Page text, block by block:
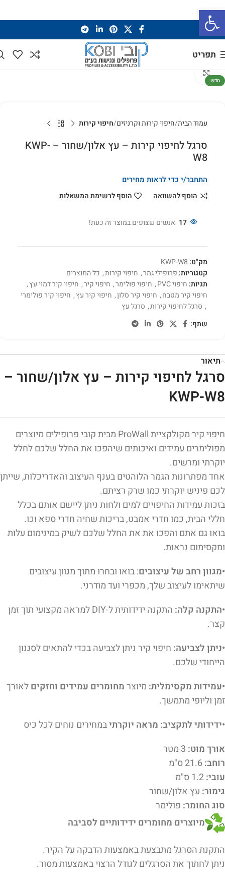
פתח סרגל נגישות
תפריט
חדש
עמוד הבית חיפוי קירות וקרניזים חיפוי קירות
סרגל לחיפוי קירות – עץ אלון/שחור – KWP-
W8
התחבר/י כדי לראות מחירים
הוסף להשוואה
הוסף לרשימת המשאלות
17 אנשים שצופים במוצר זה כעת!
מק"ט: KWP-W8
קטגוריות: פרופילי גמר, חיפוי קירות, כל המוצרים
תגיות: חיפוי PVC , חיפוי פולימר, חיפוי קיר, חיפוי קיר דמוי עץ,
חיפוי קיר מטבח, חיפוי קיר סלון, חיפוי קיר עץ, חיפוי קיר פולימרי
, סרגל לחיפוי קירות, סרגל עץ
שתף:
תיאור
סרגל לחיפוי קירות – עץ אלון/שחור –
KWP-W8
חיפוי קיר מקולקציית ProWall מבית קובי פרופילים מיוצרים
מפולימרים עמידים ואיכותים שיהפכו את החלל שלכם לחלל
יוקרתי ומרשים.
אחד מפתרונות הגמר הלוהטים בענף העיצוב והאדריכלות, שייתן
לכם פיניש יוקרתי כמו שרק רציתם.
בזכות עמידות החיפויים למים ולחות ניתן ליישם אותם בכלל
חללי הבית, כמו חדרי אמבט, בריכות שחיה חדרי ספא וכו.
בואו גם אתם והפכו את את החלל שלכם לשיק במינימום עלות
ומקסימום נראות.
•מגוון רחב של עיצובים: בואו ובחרו מתוך מגוון עיצובים
שיתאימו לעיצוב שלך, מכפרי ועד מודרני.
•התקנה קלה:
התקנה ידידותית ל-DIY למראה מקצועי תוך זמן
קצר.
•ניתן לצביעה: חיפוי קיר ניתן לצביעה בכדי להתאים לסגנון
הייחודי שלכם.
•עמידות מקסימלית: מיוצרמחומרים עמידים וחזקיםלאורך
זמן וליופי מתמשך.
•ידידותי לתקציב: מראה יוקרתיבמחירים נוחים לכל כיס
אורך מוט:
רוחב:
עובי:
גימור: עץ אלון/שחור
סוג החומר: פולימר
מיוצרים מחומרים ידידותיים לסביבה
התקנת הסרגל מתבצעת באמצעות הדבקה על הקיר.
ניתן לחתוך את הסרגלים לגודל הרצוי באמצעות מסור.